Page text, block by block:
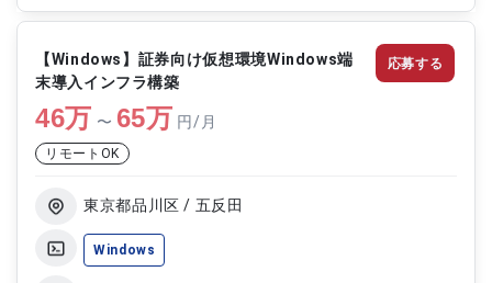
新規運用の受け入れ対応 ・SQLおよびコマンドによ
【Windows】証券向け仮想環境Windows端
末導入インフラ構築
46万 〜 65万 円/月
リモートOK
東京都品川区 / 五反田
Windows
応募する